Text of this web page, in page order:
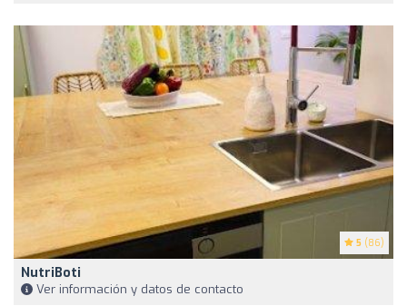
5 (86)
NutriBoti
Ver información y datos de contacto